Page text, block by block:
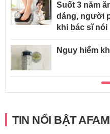
Suốt 3 năm
dáng, người
khi bác sĩ nói
Nguy hiểm
TIN NỔI BẬT